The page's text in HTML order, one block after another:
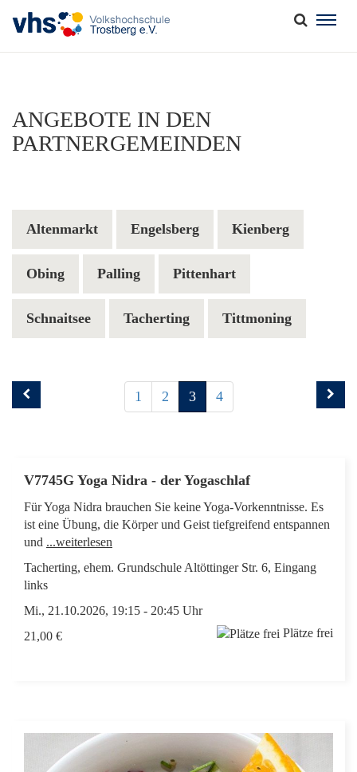
ANGEBOTE IN DEN
PARTNERGEMEINDEN
Altenmarkt Engelsberg Kienberg
Obing Palling Pittenhart
Schnaitsee Tacherting Tittmoning
1 2 3 4
V7745G Yoga Nidra - der Yogaschlaf
Für Yoga Nidra brauchen Sie keine Yoga-Vorkenntnisse. Es
ist eine Übung, die Körper und Geist tiefgreifend entspannen
und ...weiterlesen
Tacherting, ehem. Grundschule Altöttinger Str. 6, Eingang
links
Mi., 21.10.2026, 19:15 - 20:45 Uhr
21,00 €
Plätze frei